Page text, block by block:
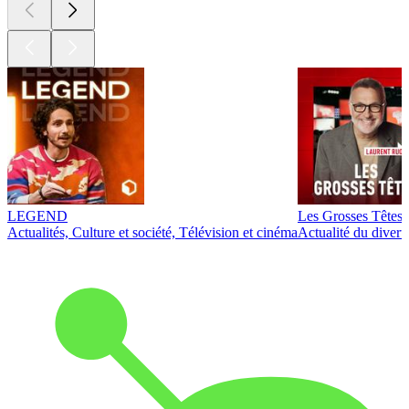
LEGEND
Actualités, Culture et société, Télévision et cinéma
Les Grosses Têtes
Actualité du